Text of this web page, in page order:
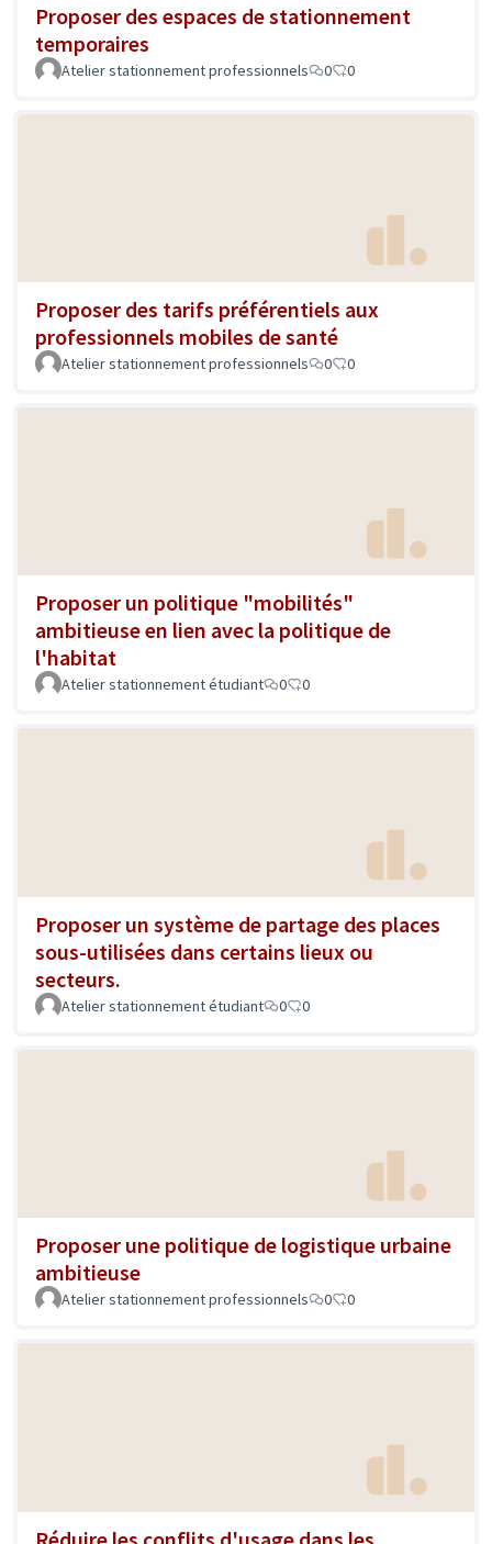
Proposer des espaces de stationnement
temporaires
Atelier stationnement professionnels 0 0
Proposer des tarifs préférentiels aux
professionnels mobiles de santé
Atelier stationnement professionnels 0 0
Proposer un politique "mobilités"
ambitieuse en lien avec la politique de
l'habitat
Atelier stationnement étudiant 0 0
Proposer un système de partage des places
sous-utilisées dans certains lieux ou
secteurs.
Atelier stationnement étudiant 0 0
Proposer une politique de logistique urbaine
ambitieuse
Atelier stationnement professionnels 0 0